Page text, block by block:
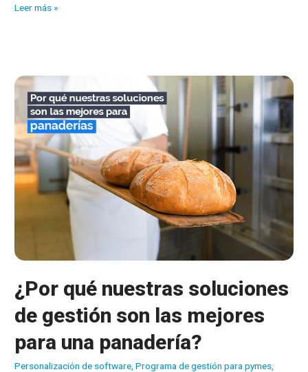
¿Conoce
cajones
inteligentes
cobro?
Leer más »
¿Por qué nuestras soluciones
de gestión son las mejores
para una panadería?
Personalización de software ,Programa de gestión para pymes